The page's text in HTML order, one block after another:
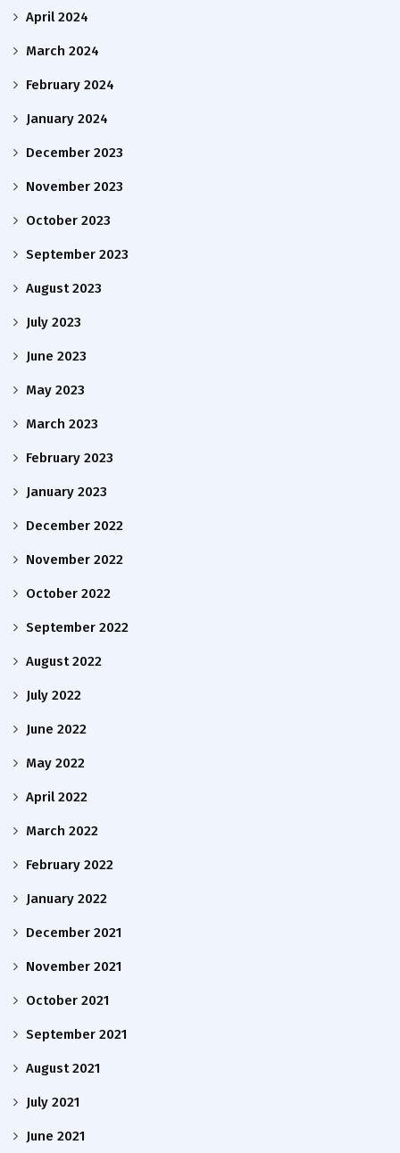
April 2024
March 2024
February 2024
January 2024
December 2023
November 2023
October 2023
September 2023
August 2023
July 2023
June 2023
May 2023
March 2023
February 2023
January 2023
December 2022
November 2022
October 2022
September 2022
August 2022
July 2022
June 2022
May 2022
April 2022
March 2022
February 2022
January 2022
December 2021
November 2021
October 2021
September 2021
August 2021
July 2021
June 2021